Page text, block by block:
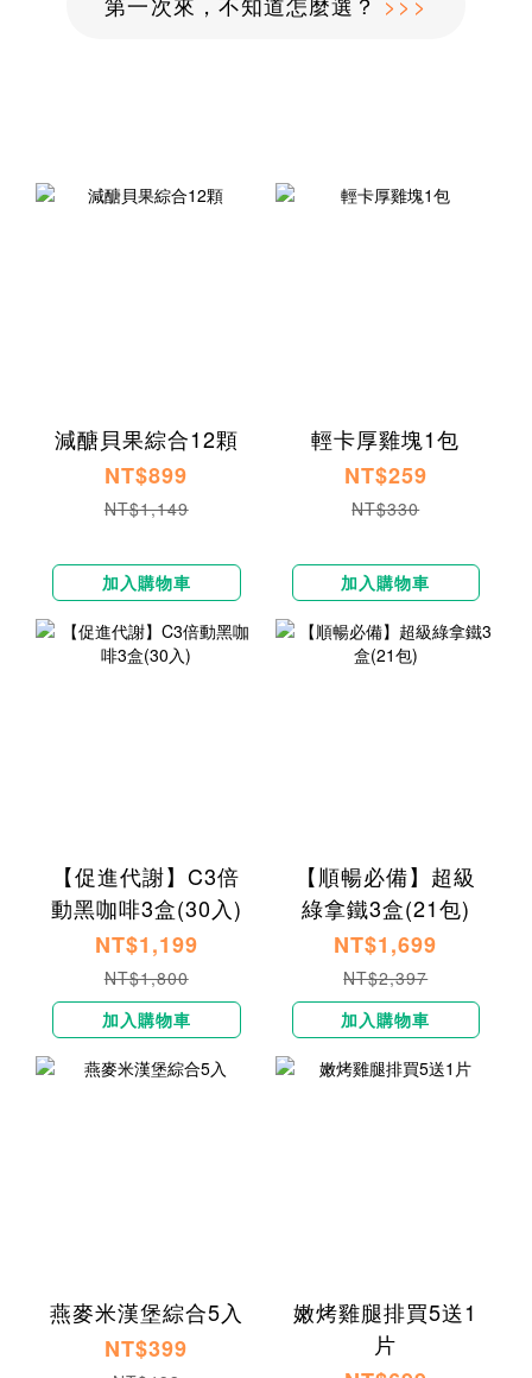
減醣貝果綜合12顆
NT$899
NT$1,149
加入購物車
輕卡厚雞塊1包
NT$259
NT$330
加入購物車
【促進代謝】C3倍
動黑咖啡3盒(30入)
NT$1,199
NT$1,800
加入購物車
【順暢必備】超級
綠拿鐵3盒(21包)
NT$1,699
NT$2,397
加入購物車
燕麥米漢堡綜合5入
NT$399
嫩烤雞腿排買5送1
片